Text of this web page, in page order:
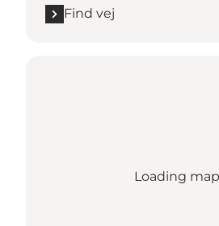
Find vej
Loading